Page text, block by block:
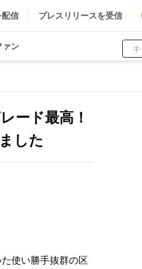
配信 プレスリリースを受信
ァン
ード最高！
した
使い勝手抜群の区